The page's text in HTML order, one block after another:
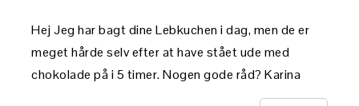
Hej Jeg har bagt dine Lebkuchen i dag, men de er
meget hårde selv efter at have stået ude med
chokolade på i 5 timer. Nogen gode råd? Karina